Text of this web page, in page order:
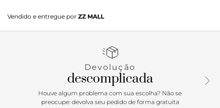
apresenta solado rasteiro tratorado com biqueira
arredondada e texturizada. Traz cabedal em material similar
por toda a peça. Com amarração por atacadores brancos,
aplicação de peça traseira e etiqueta emborrachada
Anacapri marrom, com tag marrom lateral Anacapri.
Porque Apostar: O tênis feminino Anacapri básico já é um
clássico Anacapri. Repaginado para a estação mais
Vendido e entregue por ZZ MALL
Devolução
descomplicada
Houve algum problema com sua escolha? Não se
preocupe: devolva seu pedido de forma gratuita